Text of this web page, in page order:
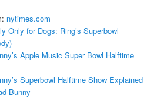
nytimes.com
Only for Dogs: Ring’s Superbowl
Apple Music Super Bowl Halftime
Superbowl Halftime Show Explained
Bunny